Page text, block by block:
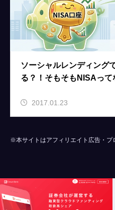
ソーシャルレンディング
る？！そもそもNISAって
2017.01.23
※本サイトはアフィリエイト広告・プ